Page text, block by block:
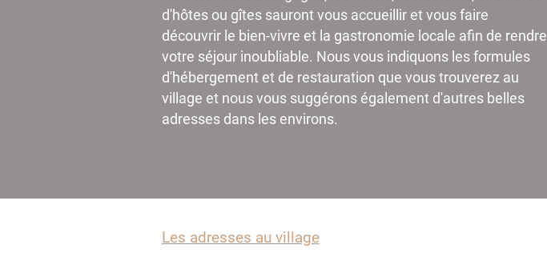
d'hôtes ou gîtes sauront vous accueillir et vous faire
découvrir le bien-vivre et la gastronomie locale afin de rendre
votre séjour inoubliable. Nous vous indiquons les formules
d'hébergement et de restauration que vous trouverez au
village et nous vous suggérons également d'autres belles
adresses dans les environs.
Les adresses au village